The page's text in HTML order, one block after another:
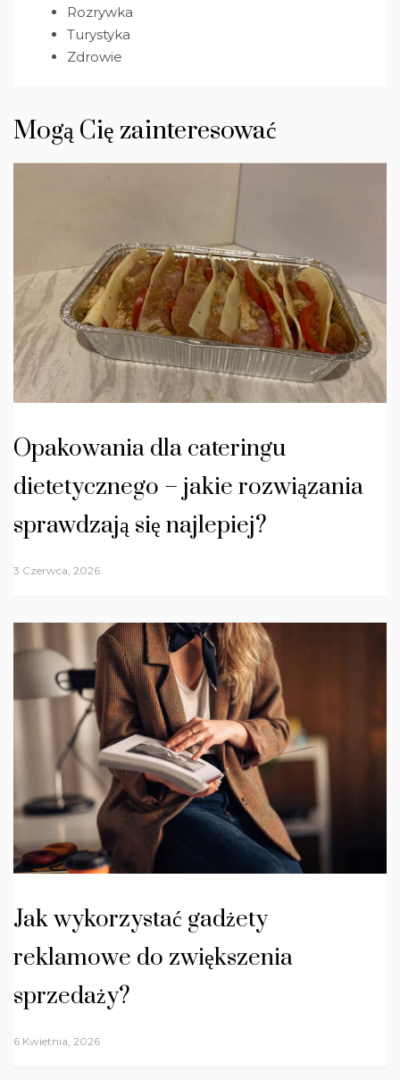
Rozrywka
Turystyka
Zdrowie
Mogą Cię zainteresować
Opakowania dla cateringu
dietetycznego – jakie rozwiązania
sprawdzają się najlepiej?
3 Czerwca, 2026
Jak wykorzystać gadżety
reklamowe do zwiększenia
sprzedaży?
6 Kwietnia, 2026